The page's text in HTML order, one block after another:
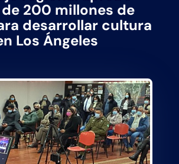
200 millones de
desarrollar cultura
Los Ángeles